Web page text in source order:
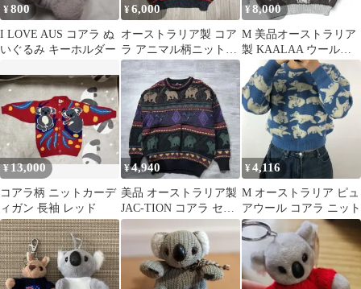
¥800
I LOVE AUS コアラ ぬ
いぐるみ キーホルダー
¥6,000
オーストラリア製 コア
ラ アニマル柄ニットセ
ーター L
¥ 8,000
M 美品オーストラリア
製 KAALAA ウールニ
ット コアラ ブラウン
肉厚
¥13,000
コアラ柄 ニットカーデ
ィガン 長袖 レッド
¥4,940
美品 オーストラリア製
JAC-TION コアラ セー
ター ウール ニット 総
¥4,116
M オーストラリア ピュ
アウール コアラ ニット